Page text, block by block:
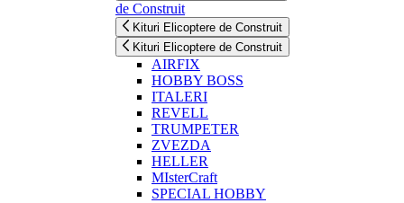
de Construit
Kituri Elicoptere de Construit
Kituri Elicoptere de Construit
AIRFIX
HOBBY BOSS
ITALERI
REVELL
TRUMPETER
ZVEZDA
HELLER
MIsterCraft
SPECIAL HOBBY